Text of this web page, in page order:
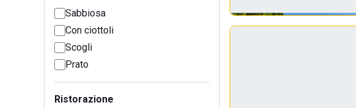
Sabbiosa
Con ciottoli
Scogli
Prato
Ristorazione